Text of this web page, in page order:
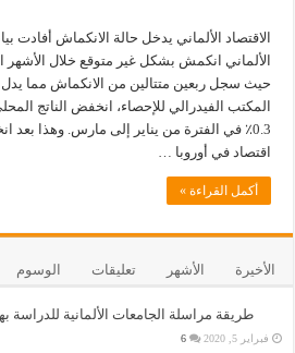
الاقتصاد الألماني يدخل حالة الانكماش أفادت
الألماني انكمش بشكل غير متوقع خلال الأشهر
حيث سجل ربعين متتالين من الانكماش مما
المكتب الفيدرالي للإحصاء، انخفض الناتج
اقتصاد في أوروبا …
أكمل القراءة »
الأخيرة الأشهر تعليقات الوسوم
طريقة مراسلة الجامعات الألمانية للدراسة
فبراير 5, 2020 6